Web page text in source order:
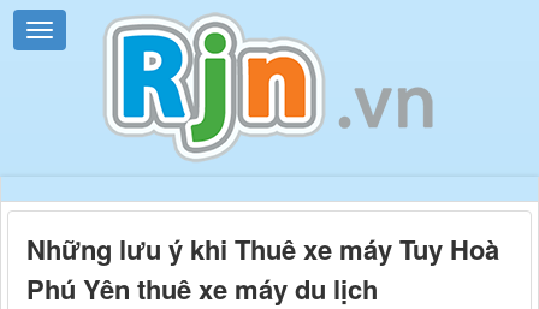
Những lưu ý khi Thuê xe máy Tuy Hoà
Phú Yên thuê xe máy du lịch